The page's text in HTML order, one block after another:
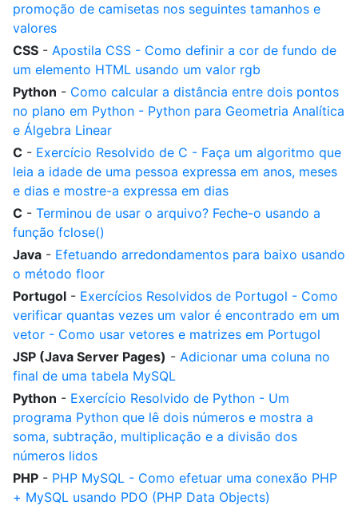
promoção de camisetas nos seguintes tamanhos e
valores
CSS - Apostila CSS - Como definir a cor de fundo de
um elemento HTML usando um valor rgb
Python - Como calcular a distância entre dois pontos
no plano em Python - Python para Geometria Analítica
e Álgebra Linear
C - Exercício Resolvido de C - Faça um algoritmo que
leia a idade de uma pessoa expressa em anos, meses
e dias e mostre-a expressa em dias
C - Terminou de usar o arquivo? Feche-o usando a
função fclose()
Java - Efetuando arredondamentos para baixo usando
o método floor
Portugol - Exercícios Resolvidos de Portugol - Como
verificar quantas vezes um valor é encontrado em um
vetor - Como usar vetores e matrizes em Portugol
JSP (Java Server Pages) - Adicionar uma coluna no
final de uma tabela MySQL
Python - Exercício Resolvido de Python - Um
programa Python que lê dois números e mostra a
soma, subtração, multiplicação e a divisão dos
números lidos
PHP - PHP MySQL - Como efetuar uma conexão PHP
+ MySQL usando PDO (PHP Data Objects)